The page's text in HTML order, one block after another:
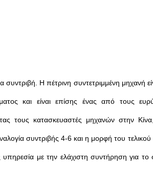
συντριβή. Η πέτρινη συντετριμμένη μηχανή
και είναι επίσης ένας από τους
τους κατασκευαστές μηχανών στην
συντριβής 4-6 και η μορφή του τελικού
υπηρεσία με την ελάχιστη συντήρηση για